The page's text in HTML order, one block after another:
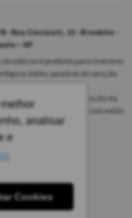
analisar
e
Cookies
- Rua Cincinati, 12 - Brooklin -
– SP
é proibida para menores
delito, passível de sanção
informadas no site em função da
e condições comerciais estão
prévio.
todas as regiões.